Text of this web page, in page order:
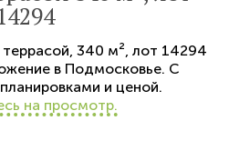
, 340 м², лот 14294
в Подмосковье. С
и ценой.
на просмотр.